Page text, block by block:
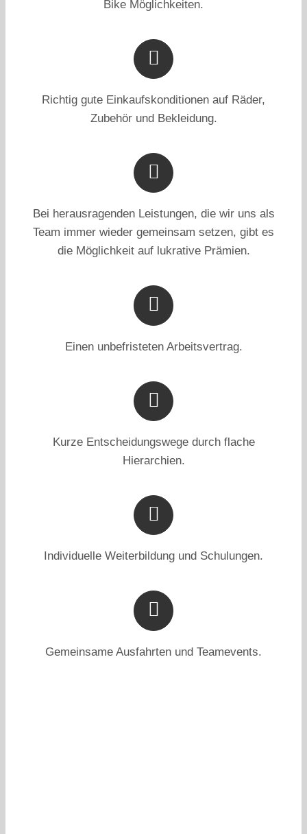
Bike Möglichkeiten.
Richtig gute Einkaufskonditionen auf Räder,
Zubehör und Bekleidung.
Bei herausragenden Leistungen, die wir uns als
Team immer wieder gemeinsam setzen, gibt es
die Möglichkeit auf lukrative Prämien.
Einen unbefristeten Arbeitsvertrag.
Kurze Entscheidungswege durch flache
Hierarchien.
Individuelle Weiterbildung und Schulungen.
Gemeinsame Ausfahrten und Teamevents.